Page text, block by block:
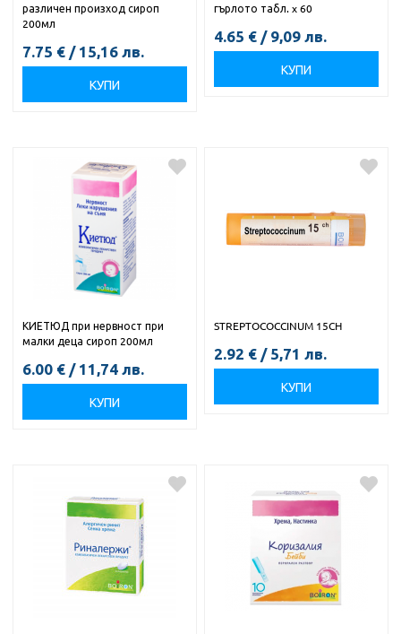
различен произход сироп
200мл
7.75 € / 15,16 лв.
КУПИ
гърлото табл. x 60
4.65 € / 9,09 лв.
КУПИ
КИЕТЮД при нервност при
малки деца сироп 200мл
6.00 € / 11,74 лв.
КУПИ
STREPTOCOCCINUM 15CH
2.92 € / 5,71 лв.
КУПИ